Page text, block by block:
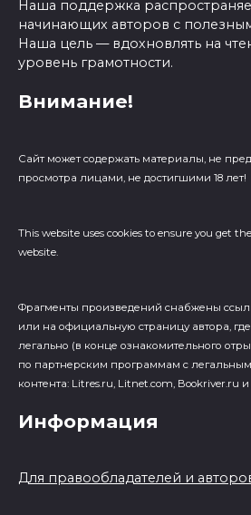
Наша поддержка
начинающих авторов с
Наша цель — вдохновлять на
уровень грамотности.
Внимание!
Сайт может содержать материалы, не
просмотра лицами, не достигшими 18 лет!
This website uses cookies to ensure you get
website.
Фрагменты произведений cнабжены
или на официальную страницу автора,
легально (в конце ознакомительного
по партнерским программам с
контента: Litres.ru, Litnet.com, Bookriver.ru и
Информация
Для правообладателей и